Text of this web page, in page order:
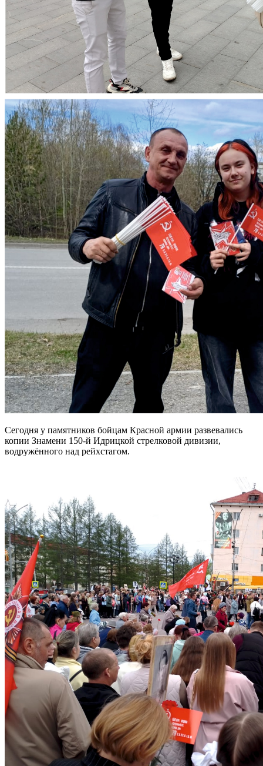
Сегодня у памятников бойцам Красной армии развевались
копии Знамени 150-й Идрицкой стрелковой дивизии,
водружённого над рейхстагом.